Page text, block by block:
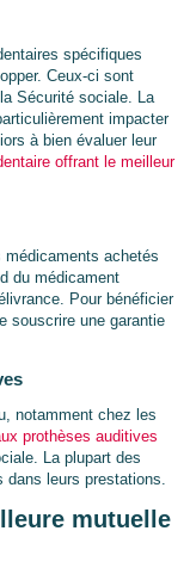
spécifiques
Ceux-ci sont
Sécurité sociale. La
impacter
à bien évaluer leur
offrant le meilleur
médicaments achetés
du médicament
Pour bénéficier
souscrire une garantie
notamment chez les
prothèses auditives
La plupart des
dans leurs prestations.
mutuelle